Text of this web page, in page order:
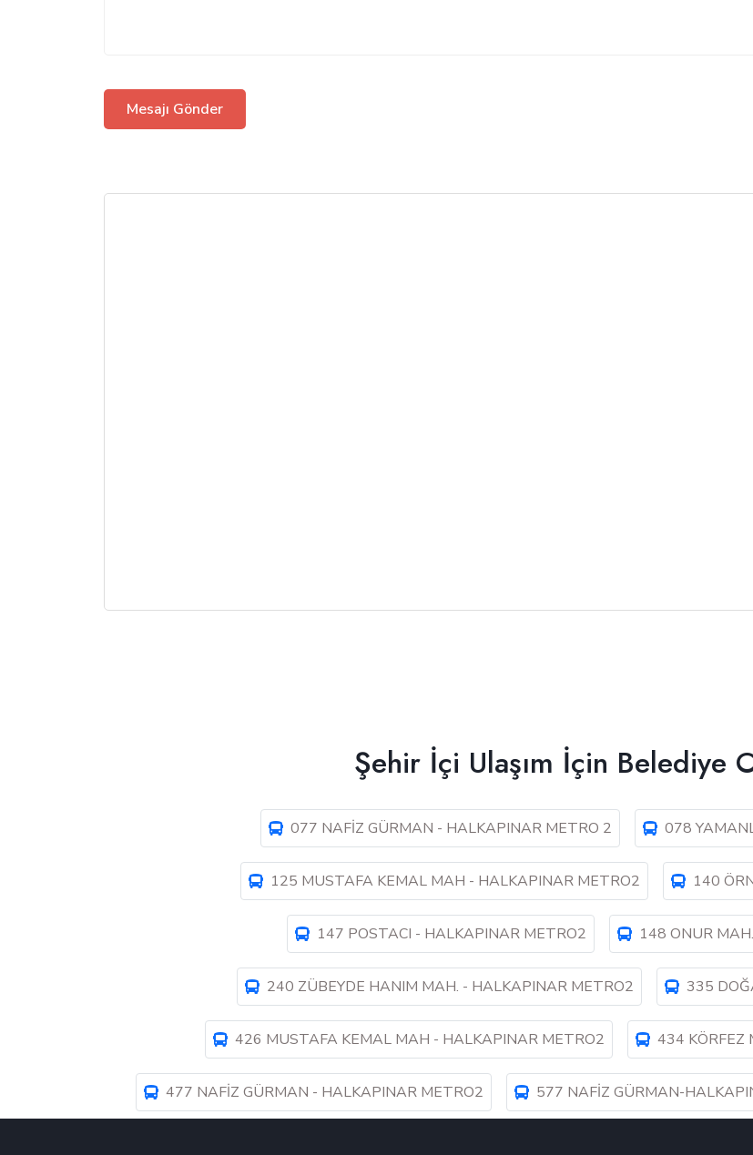
Mesajı Gönder
Şehir İçi Ulaşım İçin Belediye
077 NAFİZ GÜRMAN - HALKAPINAR METRO 2 078
125 MUSTAFA KEMAL MAH - HALKAPINAR METRO2 140
147 POSTACI - HALKAPINAR METRO2 148 ONUR
240 ZÜBEYDE HANIM MAH. - HALKAPINAR METRO2 335
426 MUSTAFA KEMAL MAH - HALKAPINAR METRO2 434 KÖRFEZ
477 NAFİZ GÜRMAN - HALKAPINAR METRO2 577 NAFİZ GÜRMAN-